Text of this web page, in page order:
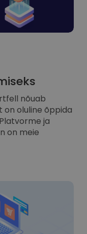
nõuab
on oluline õppida
ja
on meie